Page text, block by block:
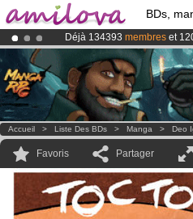
BDs,
Déjà 134393 membres et
LeKickstarter Amilova est
Abonnement premium: à
Accueil > Liste Des BDs > Manga > Deo
Favoris Partager